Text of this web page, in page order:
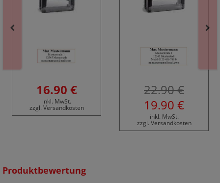
16.90 €
inkl. MwSt.
zzgl. Versandkosten
22.90 €
19.90 €
inkl. MwSt.
zzgl. Versandkosten
Produktbewertung